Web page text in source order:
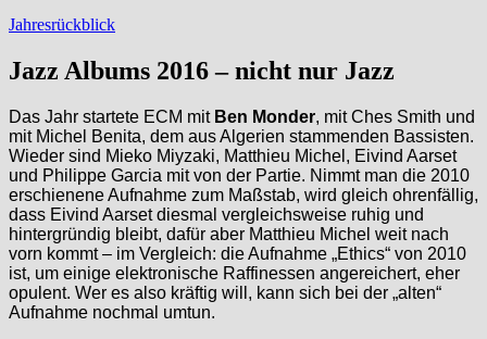
Jahresrückblick
Jazz Albums 2016 – nicht nur Jazz
Das Jahr startete ECM mit Ben Monder, mit Ches Smith und
mit Michel Benita, dem aus Algerien stammenden Bassisten.
Wieder sind Mieko Miyzaki, Matthieu Michel, Eivind Aarset
und Philippe Garcia mit von der Partie. Nimmt man die 2010
erschienene Aufnahme zum Maßstab, wird gleich ohrenfällig,
dass Eivind Aarset diesmal vergleichsweise ruhig und
hintergründig bleibt, dafür aber Matthieu Michel weit nach
vorn kommt – im Vergleich: die Aufnahme „Ethics“ von 2010
ist, um einige elektronische Raffinessen angereichert, eher
opulent. Wer es also kräftig will, kann sich bei der „alten“
Aufnahme nochmal umtun.